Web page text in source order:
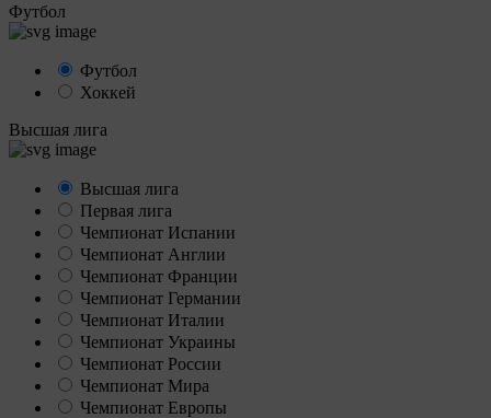
Футбол
Футбол
Хоккей
Высшая лига
Высшая лига
Первая лига
Чемпионат Испании
Чемпионат Англии
Чемпионат Франции
Чемпионат Германии
Чемпионат Италии
Чемпионат Украины
Чемпионат России
Чемпионат Мира
Чемпионат Европы